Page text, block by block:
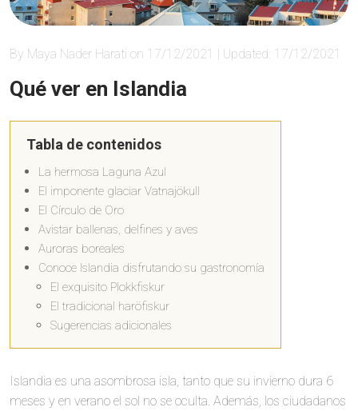
By Maya Nader Harati on 17/12/2021 | Updated: 17/12/2021
Qué ver en Islandia
Tabla de contenidos
La hermosa Laguna Azul
El imponente glaciar Vatnajökull
El Círculo de Oro
Avistar ballenas, delfines y aves
Auroras boreales
Conoce Islandia disfrutando su gastronomía
El exquisito Plokkfiskur
El tradicional haröfiskur
Sugerencias adicionales
Islandia es una asombrosa isla, tanto que su invierno dura 6
meses y en verano el sol no se oculta. Además, los ciudadanos